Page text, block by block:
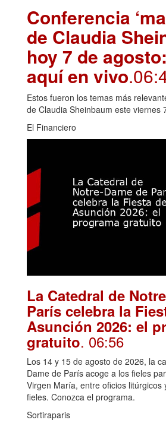
Conferencia
de Claudia
hoy 7 de
aquí en vivo
Estos fueron los temas más
de Claudia Sheinbaum este viernes
El Financiero
La Catedral de
París celebra la
Asunción 2026: el
gratuito. 06:56
Los 14 y 15 de agosto de 2026, la
Dame de París acoge a los fieles
Virgen María, entre oficios litúrgicos
fieles. Conozca el programa.
Sortiraparis